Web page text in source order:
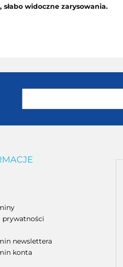
widoczne zarysowania.
prywatności
newslettera
konta